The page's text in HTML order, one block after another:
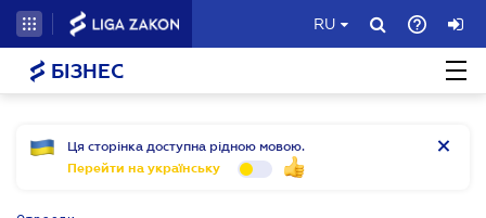
RU
БІЗНЕС
Ця сторінка доступна рідною мовою.
Перейти на українську